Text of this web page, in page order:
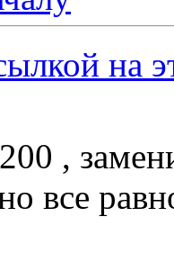
,
все